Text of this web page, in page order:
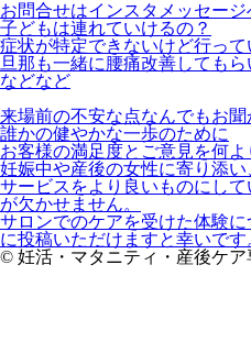
お問合せはインスタメッセージ
子どもは連れていけるの？
症状が特定できないけど行って
旦那も一緒に腰痛改善してもら
などなど
来場前の不安な点なんでもお聞
誰かの健やかな一歩のために
お客様の満足度とご意見を何よ
妊娠中や産後の女性に寄り添
サービスをより良いものにし
が欠かせません。
サロンでのケアを受けた体験
に投稿いただけますと幸いです
© 妊活・マタニティ・産後ケ